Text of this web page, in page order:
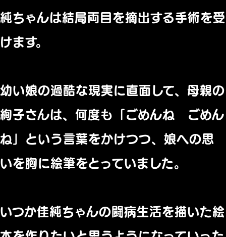
純ちゃんは結局両目を摘出する手術を受
けます。
幼い娘の過酷な現実に直面して、母親の
絢子さんは、何度も「ごめんね ごめん
ね」という言葉をかけつつ、娘への思
いを胸に絵筆をとっていました。
いつか佳純ちゃんの闘病生活を描いた絵